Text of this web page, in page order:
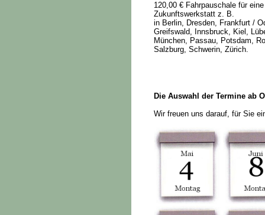
120,00 € Fahrpauschale für eine
Zukunftswerkstatt z. B.
in Berlin, Dresden, Frankfurt /
Greifswald, Innsbruck, Kiel,
München, Passau, Potsdam,
Salzburg, Schwerin, Zürich.
Die Auswahl der Termine ab
Wir freuen uns darauf, für Sie